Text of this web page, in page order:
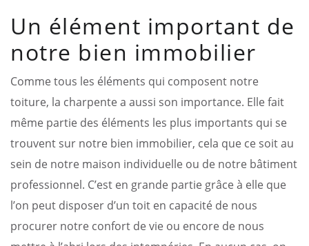
Un élément important de
notre bien immobilier
Comme tous les éléments qui composent notre
toiture, la charpente a aussi son importance. Elle fait
même partie des éléments les plus importants qui se
trouvent sur notre bien immobilier, cela que ce soit au
sein de notre maison individuelle ou de notre bâtiment
professionnel. C’est en grande partie grâce à elle que
l’on peut disposer d’un toit en capacité de nous
procurer notre confort de vie ou encore de nous